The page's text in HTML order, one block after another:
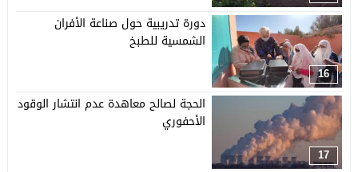
16
دورة تدريبية حول صناعة الأفران
الشمسية للطبخ
17
الحجة لصالح معاهدة عدم انتشار الوقود
الأحفوري